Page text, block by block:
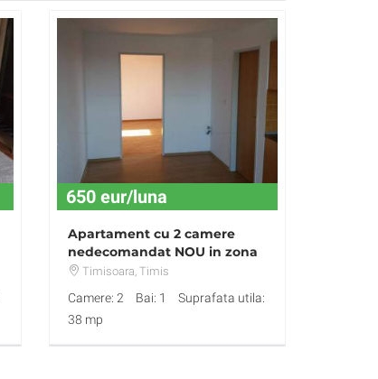
650 eur/luna
Apartament cu 2 camere
nedecomandat NOU in zona
Balcescu
Timisoara, Timis
Camere: 2 Bai: 1
Suprafata utila:
38 mp